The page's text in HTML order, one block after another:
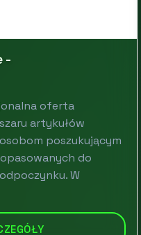
-
oferta
artykułów
poszukującym
do
W